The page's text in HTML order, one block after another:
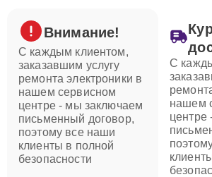
Внимание!
С каждым клиентом,
заказавшим услугу
ремонта электроники в
нашем сервисном
центре - мы заключаем
письменный договор,
поэтому все наши
клиенты в полной
безопасности
С
нашем
центре